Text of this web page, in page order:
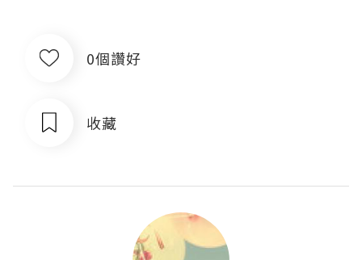
0個讚好
收藏